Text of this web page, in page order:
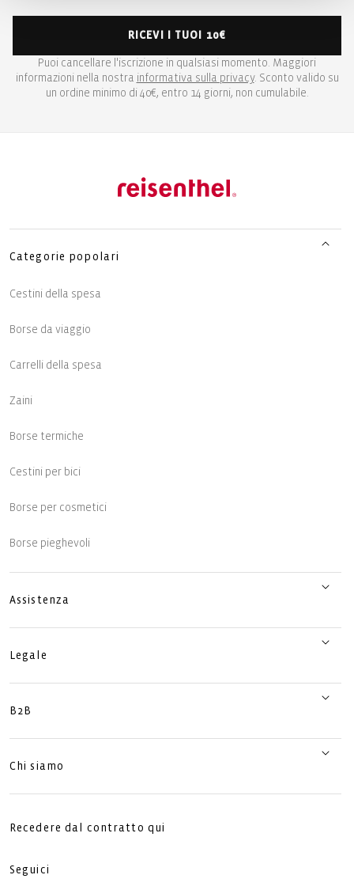
RICEVI I TUOI 10€
Puoi cancellare l'iscrizione in qualsiasi momento. Maggiori
informazioni nella nostra informativa sulla privacy. Sconto valido su
un ordine minimo di 40€, entro 14 giorni, non cumulabile.
Categorie popolari
Cestini della spesa
Borse da viaggio
Carrelli della spesa
Zaini
Borse termiche
Cestini per bici
Borse per cosmetici
Borse pieghevoli
Assistenza
Legale
B2B
Chi siamo
Recedere dal contratto qui
Seguici